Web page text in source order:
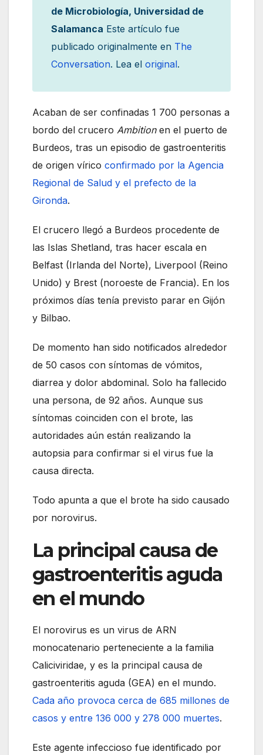
de Microbiología, Universidad de
Salamanca Este artículo fue
publicado originalmente en The
Conversation. Lea el original.
Acaban de ser confinadas 1 700 personas a
bordo del crucero Ambitionen el puerto de
Burdeos, tras un episodio de gastroenteritis
de origen vírico confirmado por la Agencia
Regional de Salud y el prefecto de la
Gironda.
El crucero llegó a Burdeos procedente de
las Islas Shetland, tras hacer escala en
Belfast (Irlanda del Norte), Liverpool (Reino
Unido) y Brest (noroeste de Francia). En los
próximos días tenía previsto parar en Gijón
y Bilbao.
De momento han sido notificados alrededor
de 50 casos con síntomas de vómitos,
diarrea y dolor abdominal. Solo ha fallecido
una persona, de 92 años. Aunque sus
síntomas coinciden con el brote, las
autoridades aún están realizando la
autopsia para confirmar si el virus fue la
causa directa.
Todo apunta a que el brote ha sido causado
por norovirus.
La principal causa de
gastroenteritis aguda
en el mundo
El norovirus es un virus de ARN
monocatenario perteneciente a la familia
Caliciviridae, y es la principal causa de
gastroenteritis aguda (GEA) en el mundo.
Cada año provoca cerca de 685 millones de
casos y entre 136 000 y 278 000 muertes.
Este agente infeccioso fue identificado por